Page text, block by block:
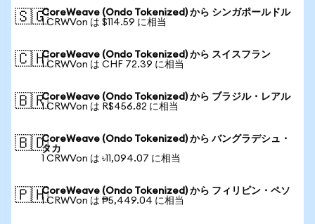
🇸🇬CoreWeave (Ondo Tokenized) から シンガポールドル
1 CRWVon は $114.59 に相当
🇨🇭CoreWeave (Ondo Tokenized) から スイスフラン
1 CRWVon は CHF 72.39 に相当
🇧🇷CoreWeave (Ondo Tokenized) から ブラジル・レアル
1 CRWVon は R$456.82 に相当
🇧🇩CoreWeave (Ondo Tokenized) から バングラデシュ・
タカ
1 CRWVon は ৳11,094.07 に相当
🇵🇭CoreWeave (Ondo Tokenized) から フィリピン・ペソ
1 CRWVon は ₱5,449.04 に相当